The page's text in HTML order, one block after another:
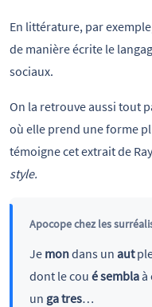
En littérature, par
de manière écrite le
sociaux.
On la retrouve aussi tout
où elle prend une forme
témoigne cet extrait de
style.
Apocope chez les
Je mondans un aut
dont le cou ésemblaà
un gatres…